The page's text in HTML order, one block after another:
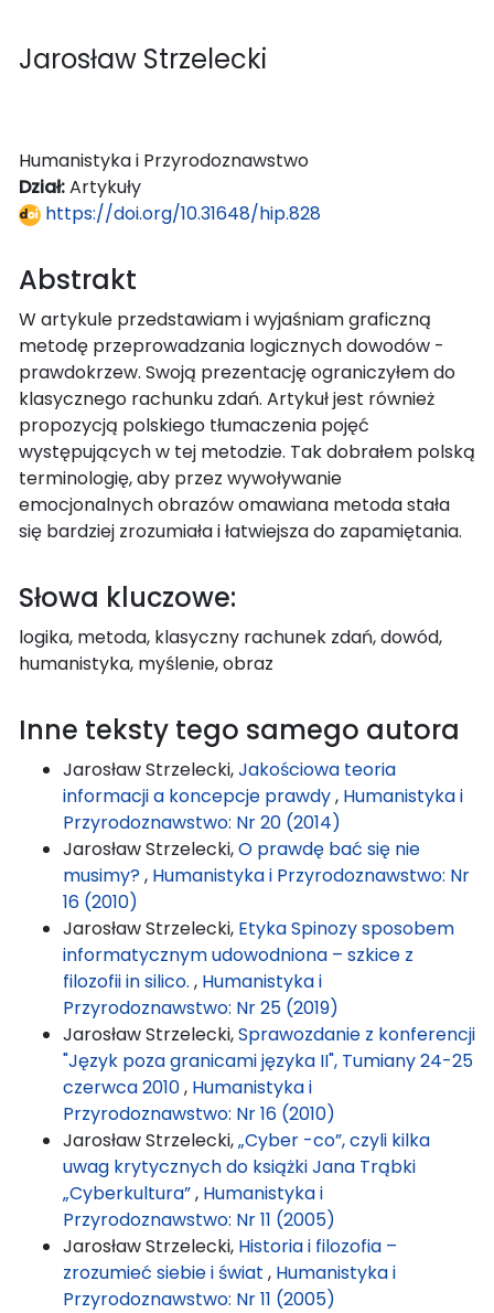
Jarosław Strzelecki
Humanistyka i Przyrodoznawstwo
Dział:Artykuły
https://doi.org/10.31648/hip.828
Abstrakt
W artykule przedstawiam i wyjaśniam graficzną
metodę przeprowadzania logicznych dowodów -
prawdokrzew. Swoją prezentację ograniczyłem do
klasycznego rachunku zdań. Artykuł jest również
propozycją polskiego tłumaczenia pojęć
występujących w tej metodzie. Tak dobrałem polską
terminologię, aby przez wywoływanie
emocjonalnych obrazów omawiana metoda stała
się bardziej zrozumiała i łatwiejsza do zapamiętania.
Słowa kluczowe:
logika, metoda, klasyczny rachunek zdań, dowód,
humanistyka, myślenie, obraz
Inne teksty tego samego autora
Jarosław Strzelecki,Jakościowa teoria
informacji a koncepcje prawdy, Humanistyka i
Przyrodoznawstwo: Nr 20 (2014)
Jarosław Strzelecki,O prawdę bać się nie
musimy?, Humanistyka i Przyrodoznawstwo: Nr
16 (2010)
Jarosław Strzelecki, Etyka Spinozy sposobem
informatycznym udowodniona – szkice z
filozofii in silico. , Humanistyka i
Przyrodoznawstwo: Nr 25 (2019)
Jarosław Strzelecki,Sprawozdanie z konferencji
"Język poza granicami języka II", Tumiany 24-25
czerwca 2010, Humanistyka i
Przyrodoznawstwo: Nr 16 (2010)
Jarosław Strzelecki,„Cyber -co”, czyli kilka
uwag krytycznych do książki Jana Trąbki
„Cyberkultura”, Humanistyka i
Przyrodoznawstwo: Nr 11 (2005)
Jarosław Strzelecki, Historia i filozofia –
zrozumieć siebie i świat , Humanistyka i
Przyrodoznawstwo: Nr 11 (2005)